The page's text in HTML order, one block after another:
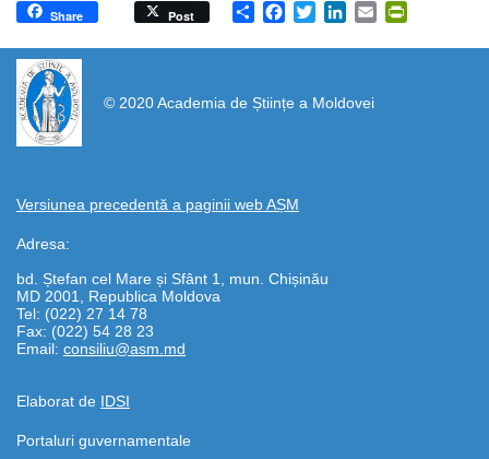
Share
Share Post Facebook
TwitterLinkedIn
Email
© 2020 Academia de Științe a Moldovei
Versiunea precedentă a paginii web AȘM
Adresa:
bd. Ștefan cel Mare și Sfânt 1, mun. Chișinău
MD 2001, Republica Moldova
Tel: (022) 27 14 78
Fax: (022) 54 28 23
Email: consiliu@asm.md
Elaborat de IDSI
https://propletenie.ru/
Portaluri guvernamentale